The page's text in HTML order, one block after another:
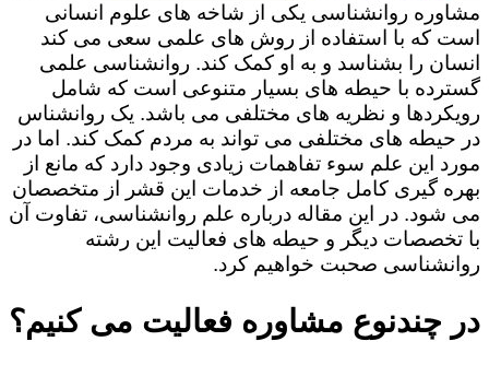
مشاوره روانشناسی یکی از شاخه های علوم انسانی
است که با استفاده از روش های علمی سعی می کند
انسان را بشناسد و به او کمک کند. روانشناسی علمی
گسترده با حیطه های بسیار متنوعی است که شامل
رویکردها و نظریه های مختلفی می باشد. یک روانشناس
در حیطه های مختلفی می تواند به مردم کمک کند. اما در
مورد این علم سوء تفاهمات زیادی وجود دارد که مانع از
بهره گیری کامل جامعه از خدمات این قشر از متخصصان
می شود. در این مقاله درباره علم روانشناسی، تفاوت آن
با تخصصات دیگر و حیطه های فعالیت این رشته
روانشناسی صحبت خواهیم کرد.
در چندنوع مشاوره فعالیت می کنیم؟